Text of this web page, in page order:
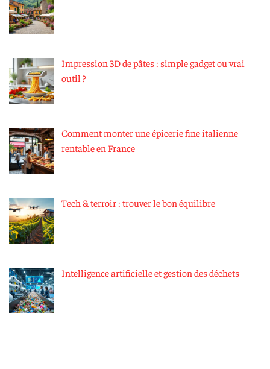
Impression 3D de pâtes : simple gadget ou vrai
outil ?
Comment monter une épicerie fine italienne
rentable en France
Tech & terroir : trouver le bon équilibre
Intelligence artificielle et gestion des déchets